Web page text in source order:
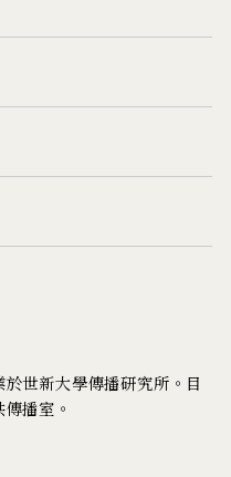
世新大學傳播研究所。目
播室。